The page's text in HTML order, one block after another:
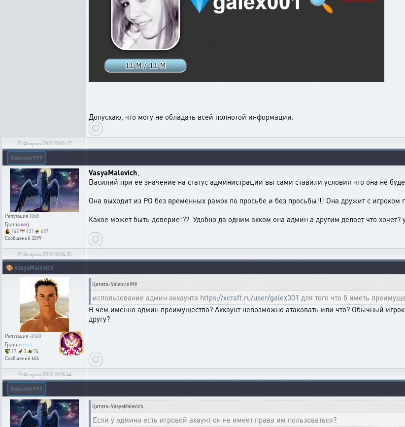
Допускаю, что могу не обладать всей полнотой информации.
21 Февраля 2019 10:21:17
Valentin999
Репутация3068
Группаxerj
142
131
657
Сообщений 3299
VasyaMalevich,
Василий при ее значение на статус администрации вы сами ставили условия что она не
Она выходит из РО без временных рамок по просьбе и без просьбы!!! Она дружит с
Какое может быть доверие!?? Удобно да одним акком она админ а другим делает что хочет?
21 Февраля 2019 10:24:05
🎨 VasyaMalevich
Репутация-2440
Группа relict
17
3
74
Сообщений 666
Цитата: Valentin999
использование админ аккаунта https://xcraft.ru/user/galex001 для того что б иметь
В чем именно админ преимущество? Аккаунт невозможно атаковать или что? Обычный
другу?
21 Февраля 2019 10:26:44
Valentin999
Цитата: VasyaMalevich
Если у админа есть игровой акаунт он не имеет права им пользоваться?